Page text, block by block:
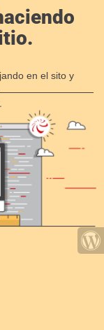
en el sito y